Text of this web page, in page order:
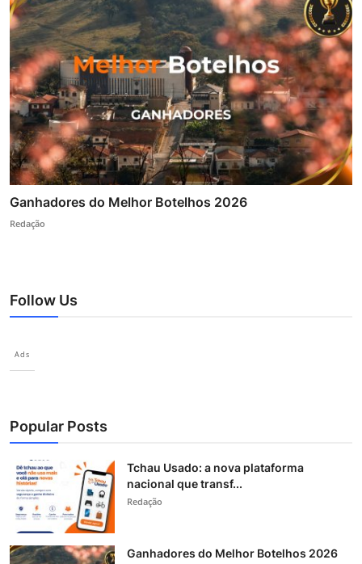
Ganhadores do Melhor Botelhos 2026
Redação
Follow Us
Ads
Popular Posts
Tchau Usado: a nova plataforma
nacional que transf...
Redação
Ganhadores do Melhor Botelhos 2026